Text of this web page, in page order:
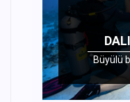
Büyülü